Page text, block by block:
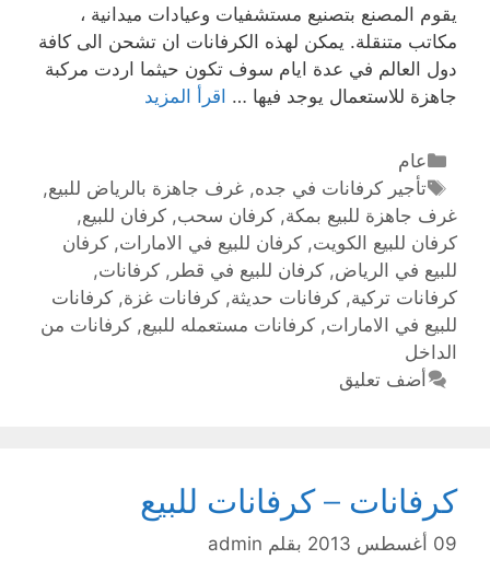
يقوم المصنع بتصنيع مستشفيات وعيادات ميدانية ،
مكاتب متنقلة. يمكن لهذه الكرفانات ان تشحن الى كافة
دول العالم في عدة ايام سوف تكون حيثما اردت مركبة
جاهزة للاستعمال يوجد فيها … اقرأ المزيد
عام
تأجير كرفانات في جده, غرف جاهزة بالرياض للبيع,
غرف جاهزة للبيع بمكة, كرفان سحب, كرفان للبيع,
كرفان للبيع الكويت, كرفان للبيع في الامارات, كرفان
للبيع في الرياض , كرفان للبيع في قطر, كرفانات,
كرفانات تركية, كرفانات حديثة, كرفانات غزة, كرفانات
للبيع في الامارات, كرفانات مستعمله للبيع, كرفانات من
الداخل
أضف تعليق
كرفانات – كرفانات للبيع
09 أغسطس 2013 بقلم admin